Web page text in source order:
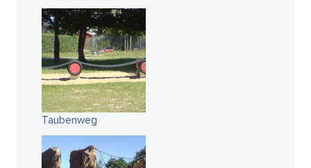
Taubenweg